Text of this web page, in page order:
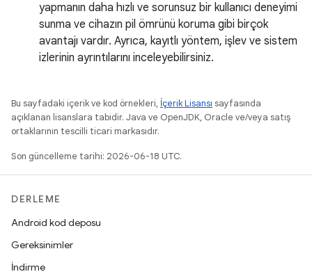
yapmanın daha hızlı ve sorunsuz bir kullanıcı deneyimi
sunma ve cihazın pil ömrünü koruma gibi birçok
avantajı vardır. Ayrıca, kayıtlı yöntem, işlev ve sistem
izlerinin ayrıntılarını inceleyebilirsiniz.
Bu sayfadaki içerik ve kod örnekleri, İçerik Lisansı sayfasında
açıklanan lisanslara tabidir. Java ve OpenJDK, Oracle ve/veya satış
ortaklarının tescilli ticari markasıdır.
Son güncelleme tarihi: 2026-06-18 UTC.
DERLEME
Android kod deposu
Gereksinimler
İndirme